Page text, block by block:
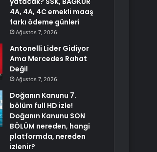
4A, 4A, 4C emekli maaş
farkı ödeme günleri
Ağustos 7, 2026
Antonelli Lider Gidiyor
Ama Mercedes Rahat
Değil
Ağustos 7, 2026
Doğanın Kanunu 7.
bölüm full HD izle!
Doğanın Kanunu SON
BÖLÜM nereden, hangi
platformda, nereden
izlenir?